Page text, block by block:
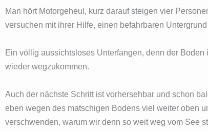
Man hört Motorgeheul, kurz darauf steigen vier
versuchen mit ihrer Hilfe, einen befahrbaren
Ein völlig aussichtsloses Unterfangen, denn der
wieder wegzukommen.
Auch der nächste Schritt ist vorhersehbar und schon
eben wegen des matschigen Bodens viel weiter oben
verschwenden, warum wir denn so weit weg vom